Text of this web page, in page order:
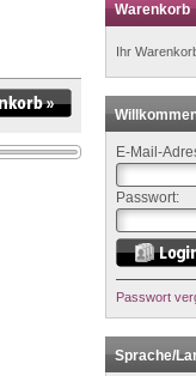
Warenkorb
Ihr
E-Mail-
Passwort:
Passwort
Sprache/